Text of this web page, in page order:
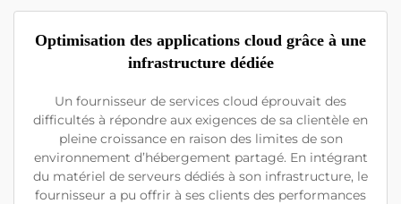
Optimisation des applications cloud grâce à une
infrastructure dédiée
Un fournisseur de services cloud éprouvait des
difficultés à répondre aux exigences de sa clientèle en
pleine croissance en raison des limites de son
environnement d’hébergement partagé. En intégrant
du matériel de serveurs dédiés à son infrastructure, le
fournisseur a pu offrir à ses clients des performances